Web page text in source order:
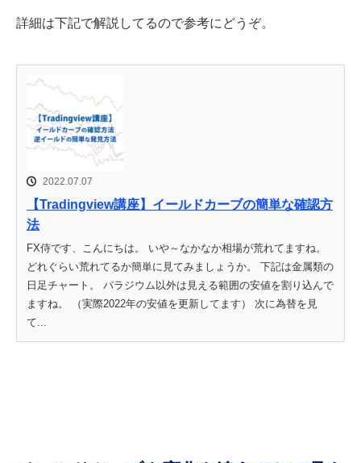
詳細は下記で解説してるので参考にどうぞ。
2022.07.07
【Tradingview講座】イールドカーブの簡単な確認方
法
FX侍です、こんにちは。 いや～なかなか相場が荒れてますね。
どれぐらい荒れてるか簡単に見てみましょうか。 下記は金属類の
日足チャート。 パラジウム以外は見える範囲の安値を割り込んで
ますね。 （実際2022年の安値を更新してます） 次に為替を見
て...